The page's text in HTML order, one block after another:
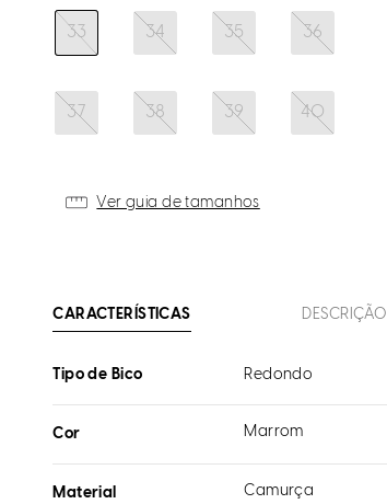
33 34 35 36
37 38 39 40
Ver guia de tamanhos
CARACTERÍSTICAS DESCRIÇÃO
Tipo de Bico Redondo
Cor Marrom
Material Camurça